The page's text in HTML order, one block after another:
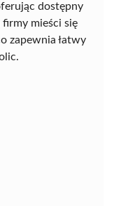
dostępny
mieści się
zapewnia łatwy